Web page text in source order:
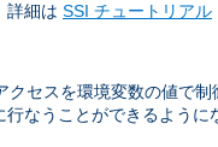
詳細は SSI チュートリアル
セスを環境変数の値で制
なうことができるよう